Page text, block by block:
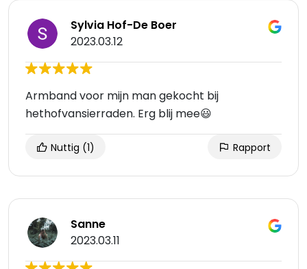
Sylvia Hof-De Boer
2023.03.12
Armband voor mijn man gekocht bij
hethofvansierraden. Erg blij mee😃
Nuttig (1) Rapport
Sanne
2023.03.11